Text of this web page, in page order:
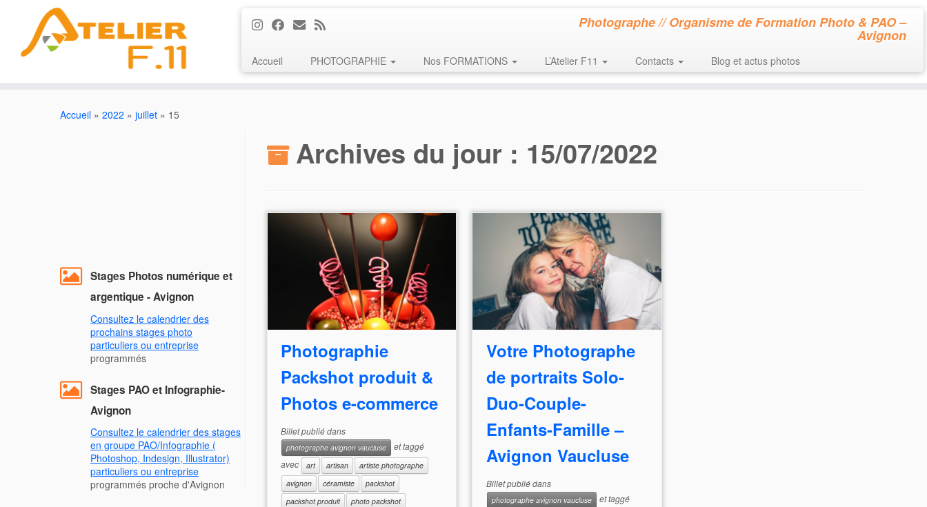
Photographe // Organisme de Formation Photo & PAO –
Avignon
Accueil PHOTOGRAPHIE Nos FORMATIONS L’Atelier F11 Contacts Blog et actus photos
Accueil » 2022 » juillet » 15
Stages Photos numérique et
argentique - Avignon
Consultez le calendrier des
prochains stages photo
particuliers ou entreprise
programmés
Stages PAO et Infographie-
Avignon
Consultez le calendrier des stages
en groupe PAO/Infographie (
Photoshop, Indesign, Illustrator)
particuliers ou entreprise
programmés proche d'Avignon
Archives du jour : 15/07/2022
Photographie
Packshot produit &
Photos e-commerce
Billet publié dans
photographe avignon vaucluse
et taggé
avec
art artisan
artiste photographe
avignon
céramiste
packshot
packshot produit
photo packshot
Votre Photographe
de portraits Solo-
Duo-Couple-
Enfants-Famille –
Avignon Vaucluse
Billet publié dans
photographe avignon vaucluse
et taggé